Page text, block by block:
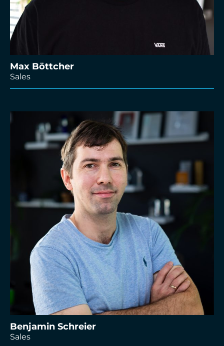
Max Böttcher
Sales
Benjamin Schreier
Sales